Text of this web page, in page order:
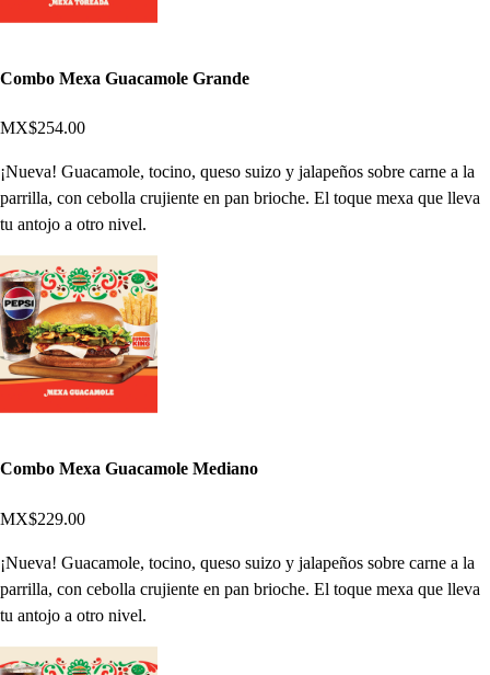
Combo Mexa Guacamole Grande
MX$254.00
¡Nueva! Guacamole, tocino, queso suizo y jalapeños sobre carne a la
parrilla, con cebolla crujiente en pan brioche. El toque mexa que lleva
tu antojo a otro nivel.
Combo Mexa Guacamole Mediano
MX$229.00
¡Nueva! Guacamole, tocino, queso suizo y jalapeños sobre carne a la
parrilla, con cebolla crujiente en pan brioche. El toque mexa que lleva
tu antojo a otro nivel.